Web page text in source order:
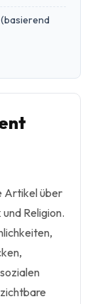
(basierend
Artikel über
Religion.